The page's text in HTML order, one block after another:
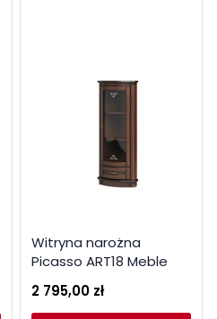
Witryna narożna
Picasso ART18 Meble
2 795,00 zł